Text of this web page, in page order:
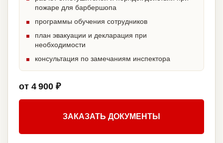
пожаре для барбершопа
программы обучения сотрудников
план эвакуации и декларация при
необходимости
консультация по замечаниям инспектора
от 4 900 ₽
ЗАКАЗАТЬ ДОКУМЕНТЫ